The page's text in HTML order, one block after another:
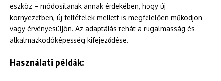
eszköz – módosítanak annak érdekében, hogy új
környezetben, új feltételek mellett is megfelelően működjön
vagy érvényesüljön. Az adaptálás tehát a rugalmasság és
alkalmazkodóképesség kifejeződése.
Használati példák: